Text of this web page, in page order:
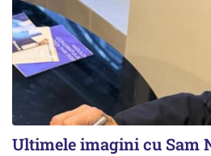
Ultimele imagini cu Sam